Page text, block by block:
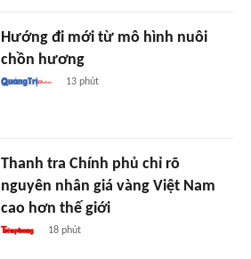
Hướng đi mới từ mô hình nuôi
chồn hương
13 phút
Thanh tra Chính phủ chỉ rõ
nguyên nhân giá vàng Việt Nam
cao hơn thế giới
18 phút